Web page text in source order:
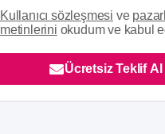
Kullanıcı sözleşmesi ve
metinlerini okudum ve kabul
Ücretsiz Teklif Al